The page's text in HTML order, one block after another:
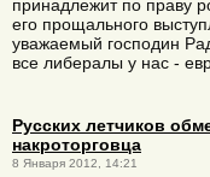
принадлежит по праву
его прощального
уважаемый господин
все либералы у нас -
Русских летчиков
накроторговца
8 Января 2012, 14:21